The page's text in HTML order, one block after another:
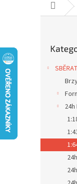
Domů
n
e
24h